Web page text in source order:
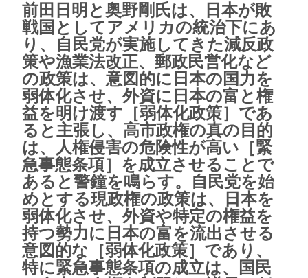
前田日明と奥野剛氏は、日本が敗
戦国としてアメリカの統治下にあ
り、自民党が実施してきた減反政
策や漁業法改正、郵政民営化など
の政策は、意図的に日本の国力を
弱体化させ、外資に日本の富と権
益を明け渡す［弱体化政策］であ
ると主張し、高市政権の真の目的
は、人権侵害の危険性が高い［緊
急事態条項］を成立させることで
あると警鐘を鳴らす。自民党を始
めとする現政権の政策は、日本を
弱体化させ、外資や特定の権益を
持つ勢力に日本の富を流出させる
意図的な［弱体化政策］であり、
特に緊急事態条項の成立は、国民